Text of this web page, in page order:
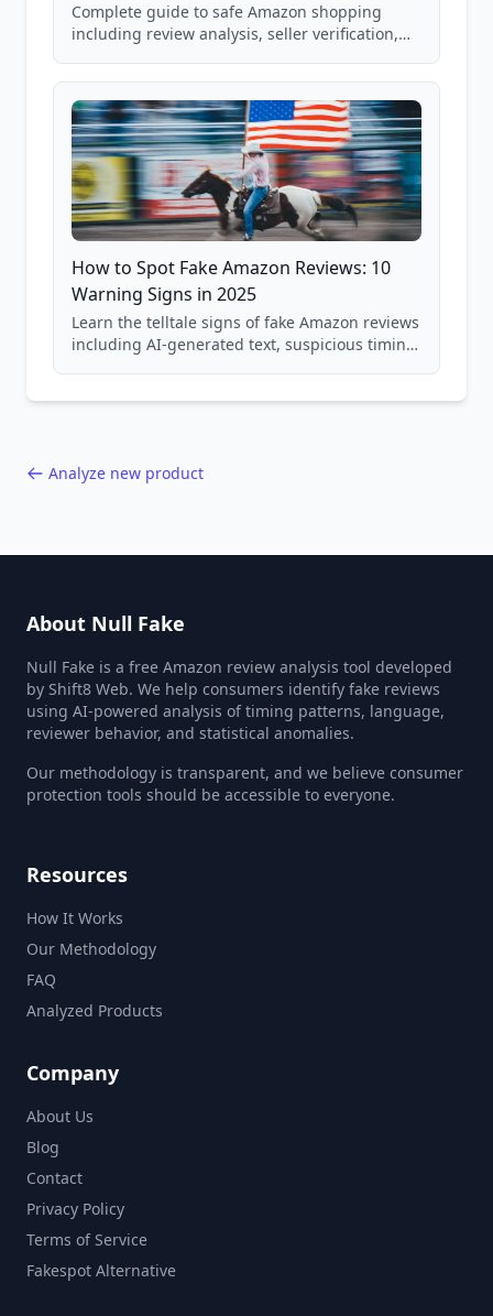
Complete guide to safe Amazon shopping
including review analysis, seller verification,
and scam avoidance techniques.
How to Spot Fake Amazon Reviews: 10
Warning Signs in 2025
Learn the telltale signs of fake Amazon reviews
including AI-generated text, suspicious timing
Analyze new product
About Null Fake
Null Fake is a free Amazon review analysis tool developed
by Shift8 Web. We help consumers identify fake reviews
using AI-powered analysis of timing patterns, language,
reviewer behavior, and statistical anomalies.
Our methodology is transparent, and we believe consumer
protection tools should be accessible to everyone.
Resources
How It Works
Our Methodology
FAQ
Analyzed Products
Company
About Us
Blog
Contact
Privacy Policy
Terms of Service
Fakespot Alternative